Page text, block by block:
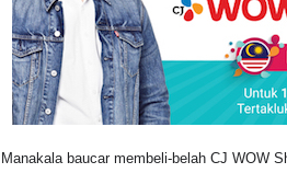
Manakala baucar membeli-belah CJ WOW